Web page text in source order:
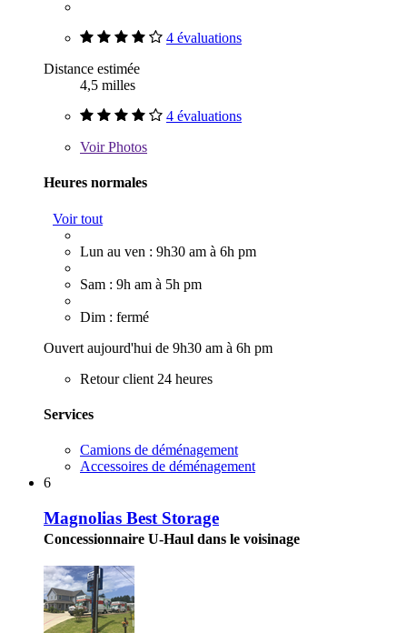
4 évaluations
Distance estimée
4,5 milles
4 évaluations
VoirPhotos
Heures normales
Voir tout
Lun au ven : 9h30 am à 6h pm
Sam : 9h am à 5h pm
Dim : fermé
Ouvert aujourd'hui de 9h30 am à 6h pm
Retour client 24 heures
Services
Camions de déménagement
Accessoires de déménagement
6
Magnolias Best Storage
Concessionnaire U-Haul dans le voisinage